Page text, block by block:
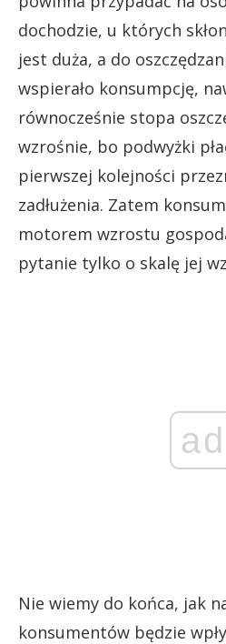
dochodzie, u których
jest duża, a do
wspierało konsumpcję,
równocześnie stopa
wzrośnie, bo podwyżki
pierwszej kolejności
zadłużenia. Zatem
motorem wzrostu
pytanie tylko o skalę jej
ad
Nie wiemy do końca, jak
konsumentów będzie